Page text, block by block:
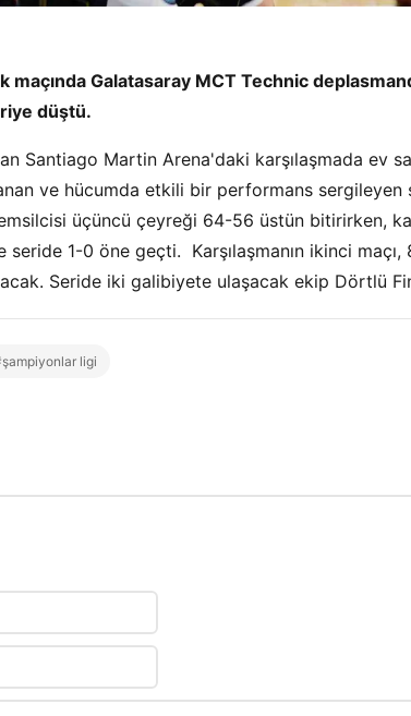
maçında Galatasaray MCT Technic
düştü.
Santiago Martin Arena'daki karşılaşmada ev
ve hücumda etkili bir performans sergileyen
üçüncü çeyreği 64-56 üstün bitirirken,
seride 1-0 öne geçti. Karşılaşmanın ikinci
Seride iki galibiyete ulaşacak ekip Dörtlü
ligi